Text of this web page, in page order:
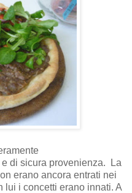
di sicura provenienza.
La
erano ancora entrati nei
i concetti erano innati. A